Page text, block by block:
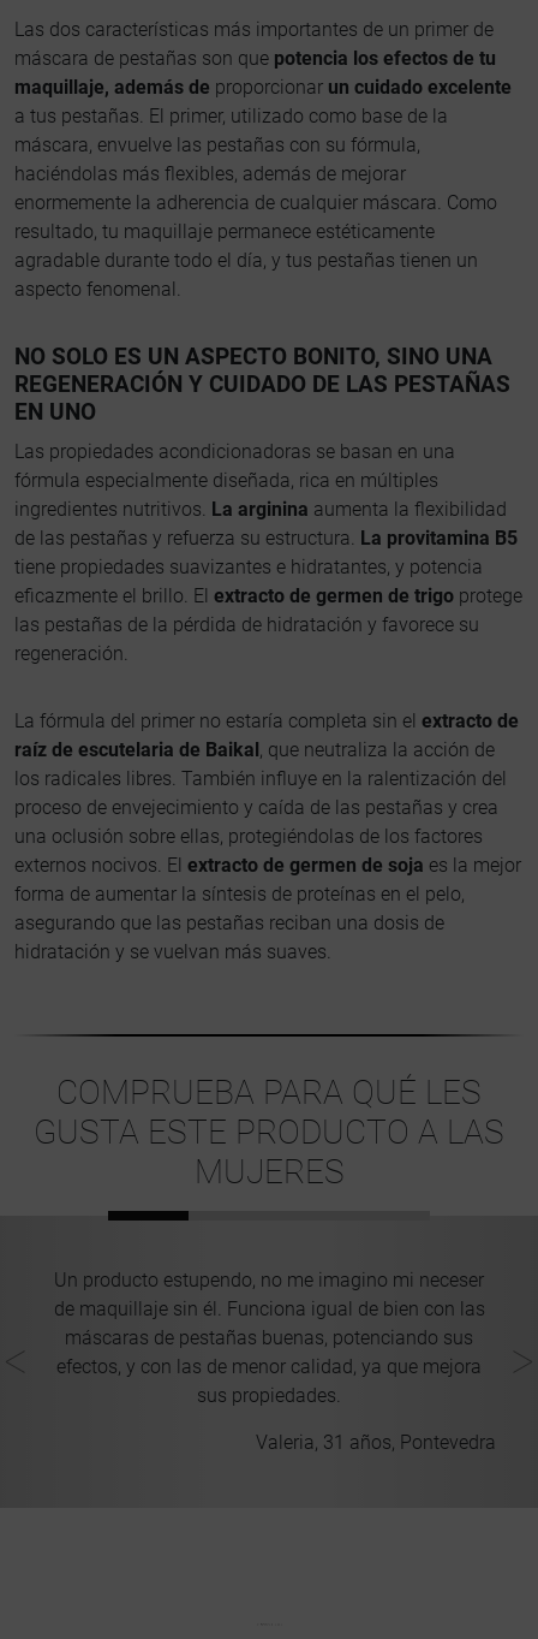
Las dos características más importantes de un primer de
máscara de pestañas son que potencia los efectos de tu
maquillaje, además de proporcionar un cuidado excelente
a tus pestañas. El primer, utilizado como base de la
máscara, envuelve las pestañas con su fórmula,
haciéndolas más flexibles, además de mejorar
enormemente la adherencia de cualquier máscara. Como
resultado, tu maquillaje permanece estéticamente
agradable durante todo el día, y tus pestañas tienen un
aspecto fenomenal.
NO SOLO ES UN ASPECTO BONITO, SINO UNA
REGENERACIÓN Y CUIDADO DE LAS PESTAÑAS
EN UNO
Las propiedades acondicionadoras se basan en una
fórmula especialmente diseñada, rica en múltiples
ingredientes nutritivos. La arginina aumenta la flexibilidad
de las pestañas y refuerza su estructura. La provitamina B5
tiene propiedades suavizantes e hidratantes, y potencia
eficazmente el brillo. El extracto de germen de trigo protege
las pestañas de la pérdida de hidratación y favorece su
regeneración.
La fórmula del primer no estaría completa sin el extracto de
raíz de escutelaria de Baikal, que neutraliza la acción de
los radicales libres. También influye en la ralentización del
proceso de envejecimiento y caída de las pestañas y crea
una oclusión sobre ellas, protegiéndolas de los factores
externos nocivos. El extracto de germen de soja es la mejor
forma de aumentar la síntesis de proteínas en el pelo,
asegurando que las pestañas reciban una dosis de
hidratación y se vuelvan más suaves.
COMPRUEBA PARA QUÉ LES
GUSTA ESTE PRODUCTO A LAS
MUJERES
Un producto estupendo, no me imagino mi neceser
de maquillaje sin él. Funciona igual de bien con las
máscaras de pestañas buenas, potenciando sus
efectos, y con las de menor calidad, ya que mejora
sus propiedades.
Valeria, 31 años, Pontevedra